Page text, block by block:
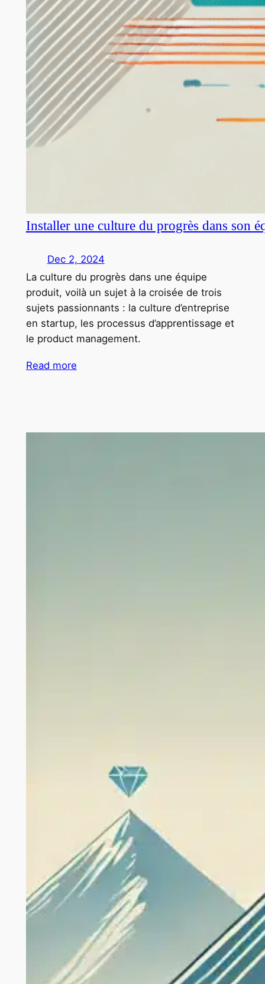
Installer une culture du progrès dans son
Dec 2, 2024
La culture du progrès dans une équipe
produit, voilà un sujet à la croisée de trois
sujets passionnants : la culture d’entreprise
en startup, les processus d’apprentissage et
le product management.
Read more